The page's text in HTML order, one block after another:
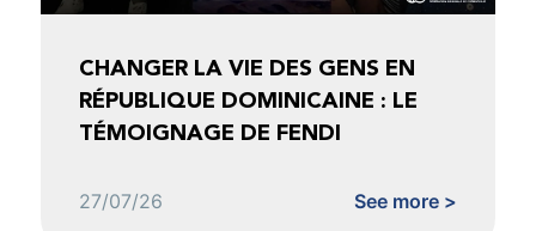
CHANGER LA VIE DES GENS EN
RÉPUBLIQUE DOMINICAINE : LE
TÉMOIGNAGE DE FENDI
27/07/26 See more >